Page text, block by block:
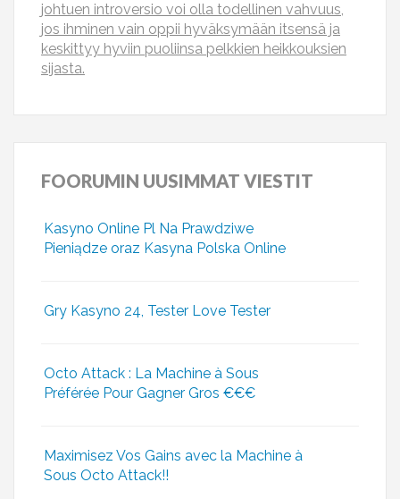
johtuen introversio voi olla todellinen vahvuus,
jos ihminen vain oppii hyväksymään itsensä ja
keskittyy hyviin puoliinsa pelkkien heikkouksien
sijasta.
FOORUMIN UUSIMMAT VIESTIT
Kasyno Online Pl Na Prawdziwe
Pieniądze oraz Kasyna Polska Online
Gry Kasyno 24, Tester Love Tester
Octo Attack : La Machine à Sous
Préférée Pour Gagner Gros €€€
Maximisez Vos Gains avec la Machine à
Sous Octo Attack!!